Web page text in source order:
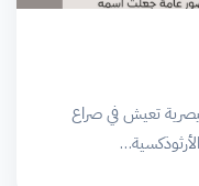
تعيش في صراع